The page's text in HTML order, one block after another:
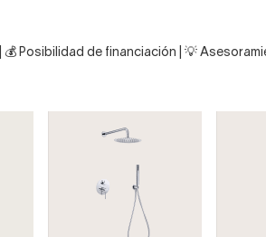
Posibilidad de financiación | 💡